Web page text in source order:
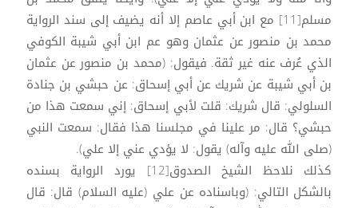
مسلم[11] مع ابن أبي عاصم إلا أنه يضيف إلى سند الرواية
محمد بن منصور عن عثمان وهو عم ابن أبي شيبة الكوفي
الذي عُرف عنه غير ثقة. فيقول: (محمد بن منصور عن عثمان
بن أبي شيبة عن شريك عن أبي إسحاق: عن حبشي بن جنادة
السلولي: قال شريك: قلت لأبي إسحاق: إني سمعت هذا من
حبشي؟ قال: مر علينا في مجلسنا هذا فقال: سمعت النبي
(صلى الله عليه وآله) يقول: لا يؤدي عني إلا علي).
كذلك نلاحظ الشيخ الصدوق[12] يورد الرواية بسنده
بالشكل التالي: (وباسناده عن علي (عليه السلام) قال: قال